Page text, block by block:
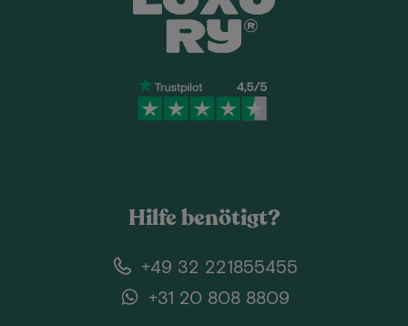
Hilfe benötigt?
+49 32 221855455
+31 20 808 8809